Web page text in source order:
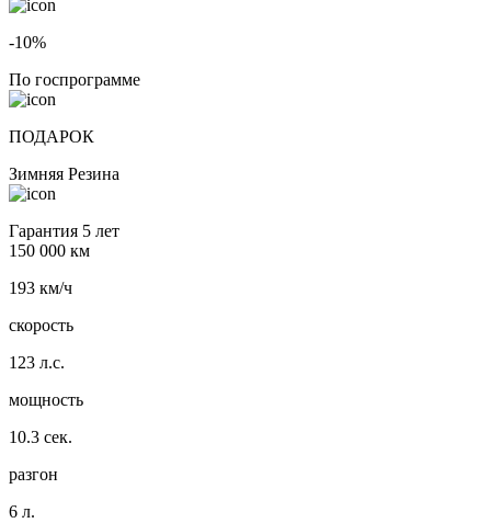
-10%
По госпрограмме
ПОДАРОК
Зимняя Резина
Гарантия 5 лет
150 000 км
193 км/ч
скорость
123 л.с.
мощность
10.3 сек.
разгон
6 л.